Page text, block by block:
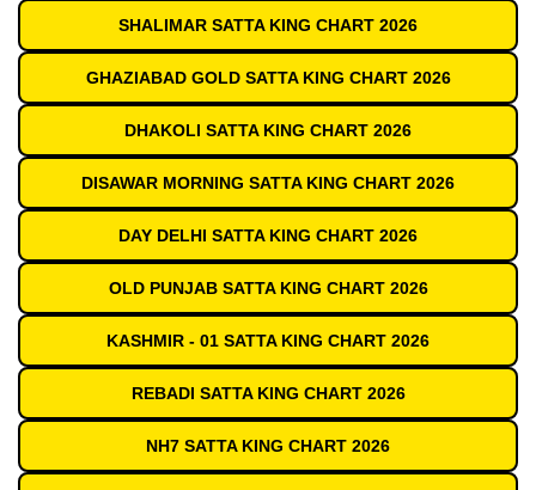
SHALIMAR SATTA KING CHART 2026
GHAZIABAD GOLD SATTA KING CHART 2026
DHAKOLI SATTA KING CHART 2026
DISAWAR MORNING SATTA KING CHART 2026
DAY DELHI SATTA KING CHART 2026
OLD PUNJAB SATTA KING CHART 2026
KASHMIR - 01 SATTA KING CHART 2026
REBADI SATTA KING CHART 2026
NH7 SATTA KING CHART 2026